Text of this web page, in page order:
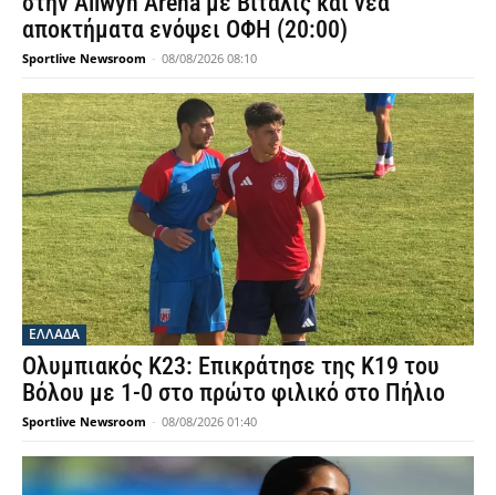
αποκτήματα ενόψει ΟΦΗ (20:00)
Sportlive Newsroom - 08/08/2026 08:10
ΕΛΛΑΔΑ
Ολυμπιακός Κ23: Επικράτησε της Κ19 του
Βόλου με 1-0 στο πρώτο φιλικό στο Πήλιο
Sportlive Newsroom - 08/08/2026 01:40